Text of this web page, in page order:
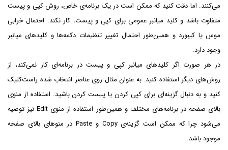
می‌کنند. اما دقت کنید که ممکن است در یک برنامه‌ی خاص، روش کپی و پیست
متفاوت باشد و کلید میانبر عمومی برای کپی و پیست، کار نکند. احتمال خرابی
موس یا کیبورد و همین‌طور احتمال تغییر تنظیمات دکمه‌ها و کلیدهای میانبر
وجود دارد.
در هر صورت اگر کلیدهای میانبر کپی و پیست در برنامه‌ای کار نمی‌کند، از
روش‌های دیگر استفاده کنید. به عنوان مثال روی عناصر انتخاب شده راست‌کلیک
کنید و به دنبال گزینه‌ای برای کپی کردن یا پیست کردن باشید. استفاده از منوی
بالای صفحه در برنامه‌های مختلف و همین‌طور استفاده از منوی Edit نیز توصیه
می‌شود چرا که ممکن است گزینه‌ی Copy و Paste در منوهای بالای صفحه
موجود باشد.